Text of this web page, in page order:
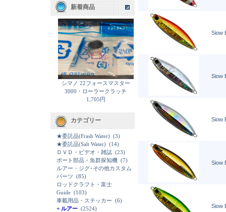
新着商品
シマノ 22フォースマスター
3000・ローラークラッチ
1,705円
カテゴリー
★委託品(Frash Water) (3)
★委託品(Salt Water) (14)
ＤＶＤ・ビデオ・雑誌 (23)
ボート部品・魚群探知機 (7)
ルアー・ジグ･その他カスタム
パーツ (85)
ロッドクラフト・富士
Guide (103)
車載用品・ステッカー (6)
+ ルアー (2524)
Siow
Siow
Siow
Siow
Siow